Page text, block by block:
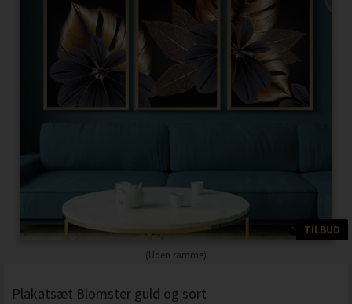
TILBUD
(Uden ramme)
Plakatsæt Blomster guld og sort